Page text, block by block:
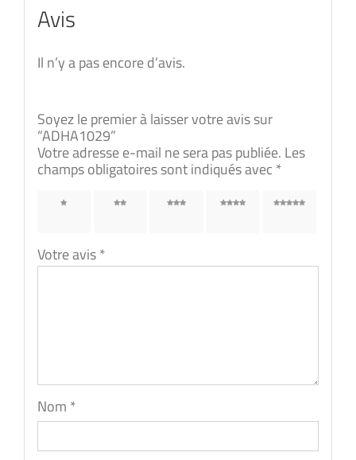
Avis
Il n’y a pas encore d’avis.
Soyez le premier à laisser votre avis sur
“ADHA1029”
Votre adresse e-mail ne sera pas publiée. Les
champs obligatoires sont indiqués avec *
1 étoile
2 étoiles 3 étoiles 4 étoiles 5 étoiles
Votre avis*
Nom *